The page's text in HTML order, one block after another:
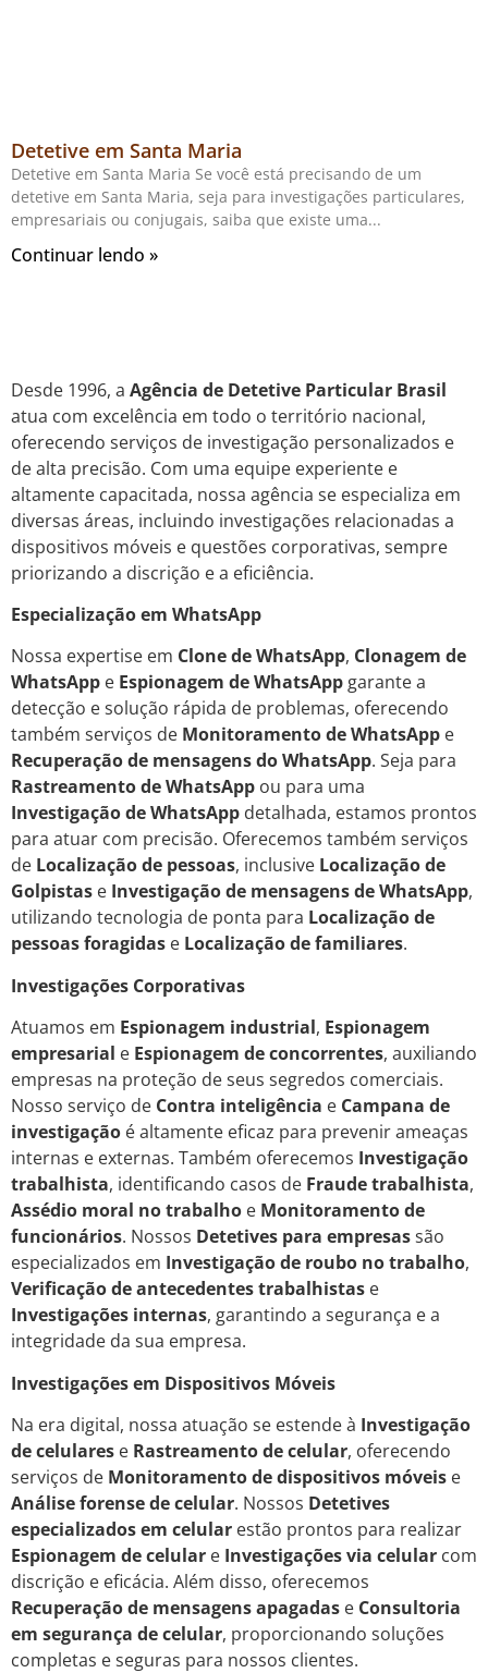
Detetive em Santa Maria
Detetive em Santa Maria Se você está precisando de um
detetive em Santa Maria, seja para investigações particulares,
empresariais ou conjugais, saiba que existe uma
Continuar lendo »
Desde 1996, a Agência de Detetive Particular Brasil
atua com excelência em todo o território nacional,
oferecendo serviços de investigação personalizados e
de alta precisão. Com uma equipe experiente e
altamente capacitada, nossa agência se especializa em
diversas áreas, incluindo investigações relacionadas a
dispositivos móveis e questões corporativas, sempre
priorizando a discrição e a eficiência.
Especialização em WhatsApp
Nossa expertise em Clone de WhatsApp, Clonagem de
WhatsApp e Espionagem de WhatsAppgarante a
detecção e solução rápida de problemas, oferecendo
também serviços de Monitoramento de WhatsApp e
Recuperação de mensagens do WhatsApp. Seja para
Rastreamento de WhatsApp ou para uma
Investigação de WhatsApp detalhada, estamos prontos
para atuar com precisão. Oferecemos também serviços
de Localização de pessoas, inclusive Localização de
Golpistas e Investigação de mensagens de WhatsApp,
utilizando tecnologia de ponta para Localização de
pessoas foragidas e Localização de familiares.
Investigações Corporativas
Atuamos em Espionagem industrial, Espionagem
empresarial e Espionagem de concorrentes, auxiliando
empresas na proteção de seus segredos comerciais.
Nosso serviço de Contra inteligência e Campana de
investigação é altamente eficaz para prevenir ameaças
internas e externas. Também oferecemos Investigação
trabalhista, identificando casos de Fraude trabalhista,
Assédio moral no trabalho e Monitoramento de
funcionários. Nossos Detetives para empresassão
especializados em Investigação de roubo no trabalho,
Verificação de antecedentes trabalhistas e
Investigações internas, garantindo a segurança e a
integridade da sua empresa.
Investigações em Dispositivos Móveis
Na era digital, nossa atuação se estende à Investigação
de celulares e Rastreamento de celular, oferecendo
serviços de Monitoramento de dispositivos móveis e
Análise forense de celular. Nossos Detetives
especializados em celular estão prontos para realizar
Espionagem de celular e Investigações via celular com
discrição e eficácia. Além disso, oferecemos
Recuperação de mensagens apagadas e Consultoria
em segurança de celular, proporcionando soluções
completas e seguras para nossos clientes.